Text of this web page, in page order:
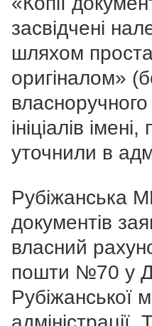
засвідчені
шляхом
оригіналом»
ініціалів
уточнили в
Рубіжанська
документів
власний
пошти №70 у
Рубіжанської